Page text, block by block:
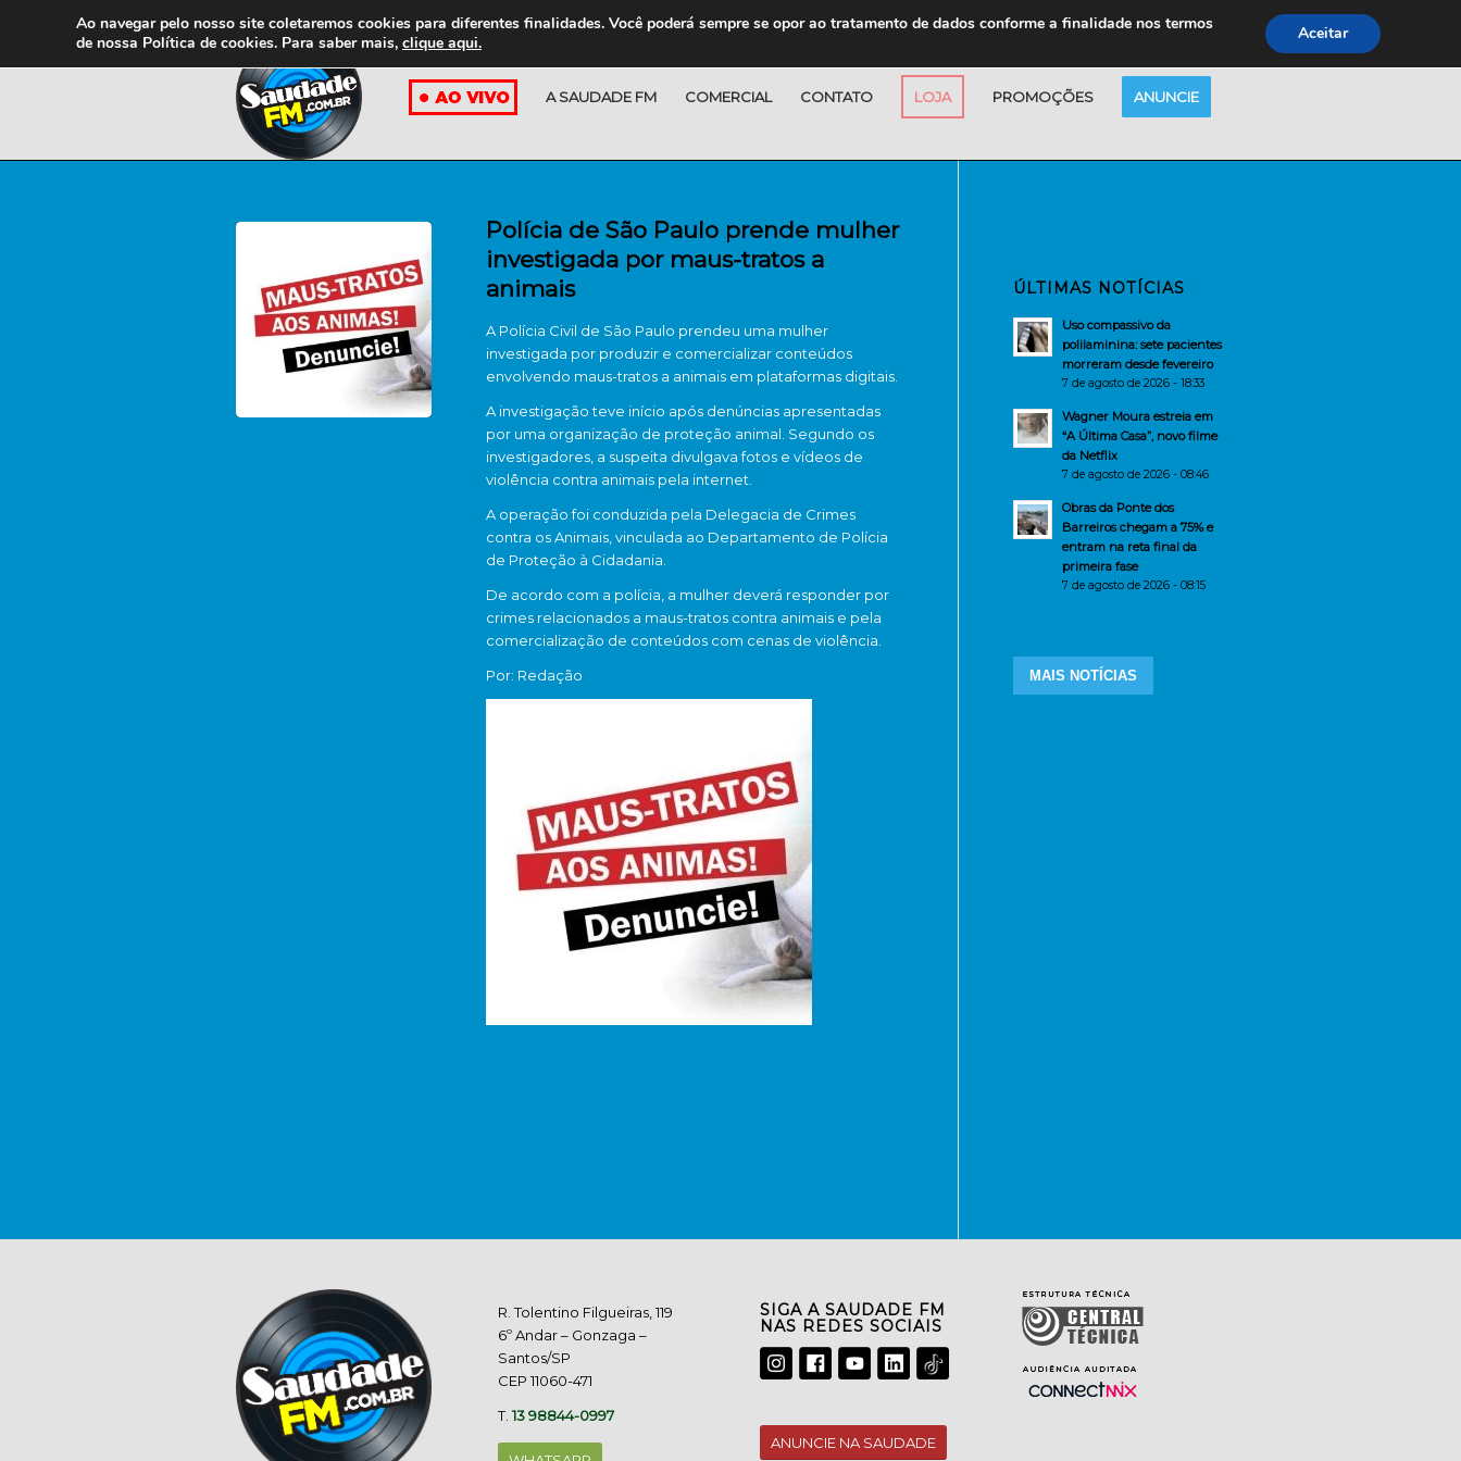
A SAUDADE FM COMERCIAL CONTATO LOJA PROMOÇÕES ANUNCIE
Polícia de São Paulo prende mulher
investigada por maus-tratos a
animais
A Polícia Civil de São Paulo prendeu uma mulher
investigada por produzir e comercializar conteúdos
envolvendo maus-tratos a animais em plataformas digitais.
A investigação teve início após denúncias apresentadas
por uma organização de proteção animal. Segundo os
investigadores, a suspeita divulgava fotos e vídeos de
violência contra animais pela internet.
A operação foi conduzida pela Delegacia de Crimes
contra os Animais, vinculada ao Departamento de Polícia
de Proteção à Cidadania.
De acordo com a polícia, a mulher deverá responder por
crimes relacionados a maus-tratos contra animais e pela
comercialização de conteúdos com cenas de violência.
Por: Redação
ÚLTIMAS NOTÍCIAS
Uso compassivo da
polilaminina: sete pacientes
morreram desde fevereiro
7 de agosto de 2026 - 18:33
Wagner Moura estreia em
“A Última Casa”, novo filme
da Netflix
7 de agosto de 2026 - 08:46
Obras da Ponte dos
Barreiros chegam a 75% e
entram na reta final da
primeira fase
7 de agosto de 2026 - 08:15
MAIS NOTÍCIAS
R. Tolentino Filgueiras, 119
6º Andar – Gonzaga –
Santos/SP
CEP 11060-471
T.13 98844-0997
SIGA A SAUDADE FM
NAS REDES SOCIAIS
ANUNCIE NA SAUDADE
Ao navegar pelo nosso site coletaremos cookies para diferentes finalidades. Você poderá sempre se opor ao tratamento de dados conforme a finalidade nos termos
de nossa Política de cookies. Para saber mais, clique aqui. Aceitar